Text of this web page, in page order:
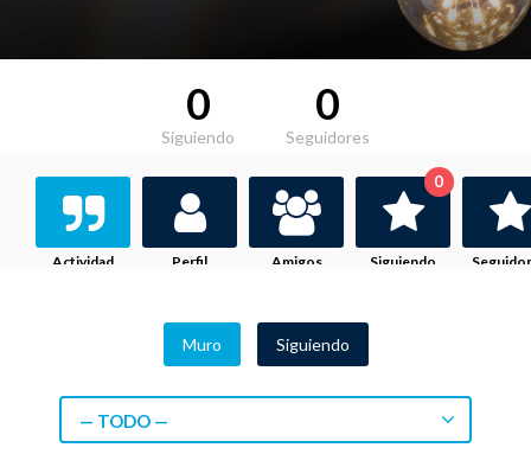
0
Siguiendo
0
Seguidores
Actividad Perfil Amigos Siguiendo
0
Muro Siguiendo
— TODO —